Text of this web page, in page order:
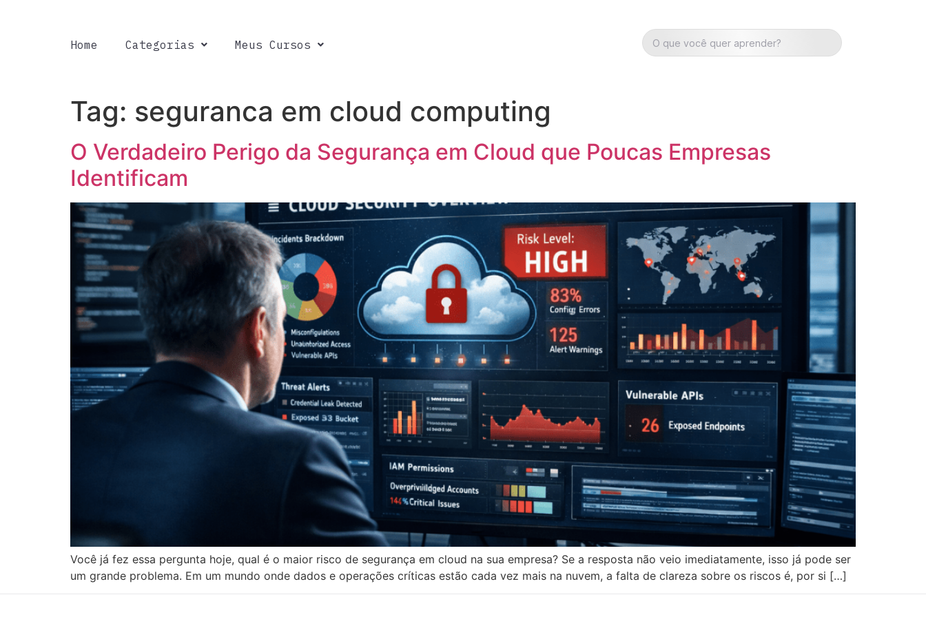
Home Categorias Meus Cursos
Tag: seguranca em cloud computing
O Verdadeiro Perigo da Segurança em Cloud que Poucas Empresas
Identificam
Você já fez essa pergunta hoje, qual é o maior risco de segurança em cloud na sua empresa? Se a resposta não veio imediatamente, isso já pode ser
um grande problema. Em um mundo onde dados e operações críticas estão cada vez mais na nuvem, a falta de clareza sobre os riscos é, por si […]